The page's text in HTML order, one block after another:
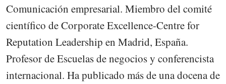
Comunicación empresarial. Miembro del comité
científico de Corporate Excellence-Centre for
Reputation Leadership en Madrid, España.
Profesor de Escuelas de negocios y conferencista
internacional. Ha publicado más de una docena de